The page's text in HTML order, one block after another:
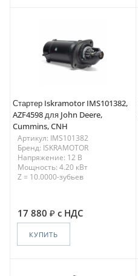
Стартер Iskramotor IMS101382,
AZF4598 для John Deere,
Cummins, CNH
Артикул: IMS101382
Бренд: ISKRAMOTOR
Напряжение: 12 В
Мощность: 4.20 кВт
Z = 10.0000-зубьев
17 880 с НДС
КУПИТЬ